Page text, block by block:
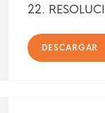
22.
DESCARGAR